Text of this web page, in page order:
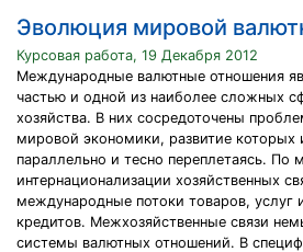
Эволюция мировой
Курсовая работа, 19 Декабря 2012
Международные валютные отношения
частью и одной из наиболее сложных
хозяйства. В них сосредоточены
мировой экономики, развитие которых
параллельно и тесно переплетаясь. По
интернационализации хозяйственных
международные потоки товаров, услуг
кредитов. Межхозяйственные связи
системы валютных отношений. В